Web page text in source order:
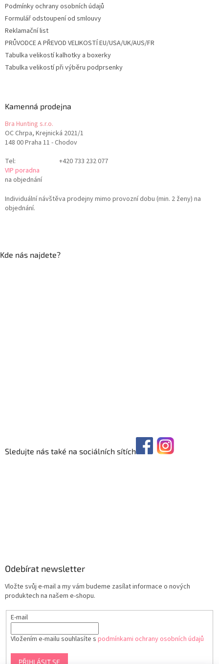
Podmínky ochrany osobních údajů
Formulář odstoupení od smlouvy
Reklamační list
PRŮVODCE A PŘEVOD VELIKOSTÍ EU/USA/UK/AUS/FR
Tabulka velikostí kalhotky a boxerky
Tabulka velikostí při výběru podprsenky
Kamenná prodejna
Bra Hunting s.r.o.
OC Chrpa, Krejnická 2021/1
148 00 Praha 11 - Chodov
Tel:
+420 733 232 077
VIP poradna
na objednání
Individuální návštěva prodejny mimo provozní dobu (min. 2 ženy) na
objednání.
Kde nás najdete?
Sledujte nás také na sociálních sítích
Odebírat newsletter
Vložte svůj e-mail a my vám budeme zasílat informace o nových
produktech na našem e-shopu.
E-mail
Vložením e-mailu souhlasíte s podmínkami ochrany osobních údajů
PŘIHLÁSIT SE